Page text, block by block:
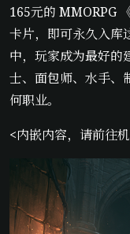
165元的 MMORPG
卡片，即可永久入库
中，玩家成为最好的
士、面包师、水手、
何职业。
<内嵌内容，请前往